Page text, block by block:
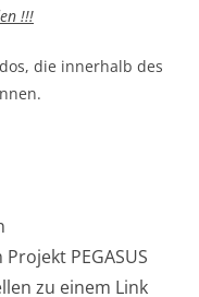
!!!
die innerhalb des
PEGASUS
zu einem Link